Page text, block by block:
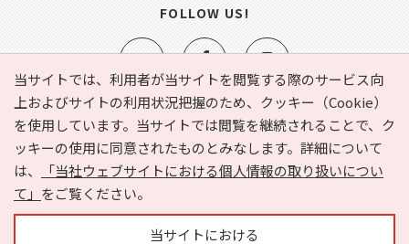
当サイトでは、利用者が当サイトを閲覧する際のサービス向
上およびサイトの利用状況把握のため、クッキー（Cookie）
を使用しています。当サイトでは閲覧を継続されることで、ク
ッキーの使用に同意されたものとみなします。詳細について
は、
「当社ウェブサイトにおける個人情報の取り扱いについ
て」 をご覧ください。
当サイトにおける
e-NAVITA（イーナビタ）とは？ お気に入り
ヘルプ
利用規約
個人情報の取り扱いについて
運営会社
サイトマップ
広告掲載に関するお問い合わせ
FOLLOW US!